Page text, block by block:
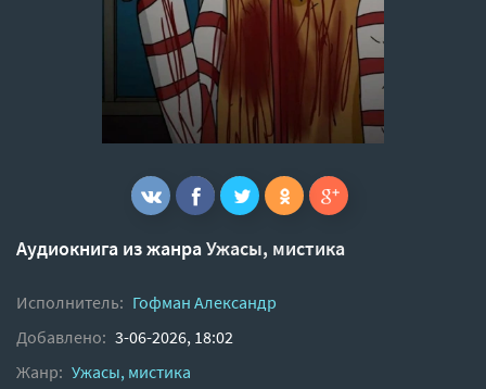
Аудиокнига из жанраУжасы, мистика
Исполнитель: Гофман Александр
Добавлено: 3-06-2026, 18:02
Жанр: Ужасы, мистика